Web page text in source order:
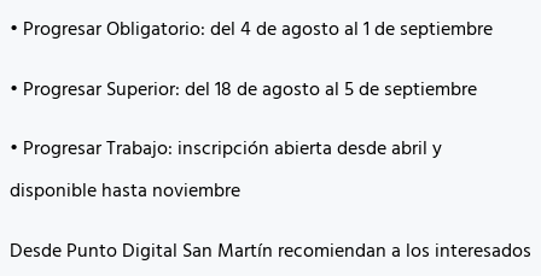
• Progresar Obligatorio: del 4 de agosto al 1 de septiembre
• Progresar Superior: del 18 de agosto al 5 de septiembre
• Progresar Trabajo: inscripción abierta desde abril y
disponible hasta noviembre
Desde Punto Digital San Martín recomiendan a los interesados